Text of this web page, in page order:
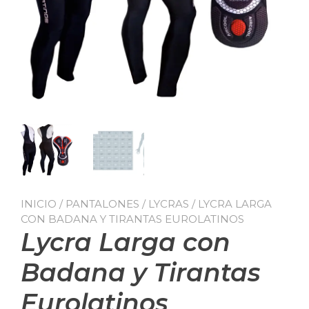
INICIO / PANTALONES / LYCRAS / LYCRA LARGA
CON BADANA Y TIRANTAS EUROLATINOS
Lycra Larga con
Badana y Tirantas
Eurolatinos